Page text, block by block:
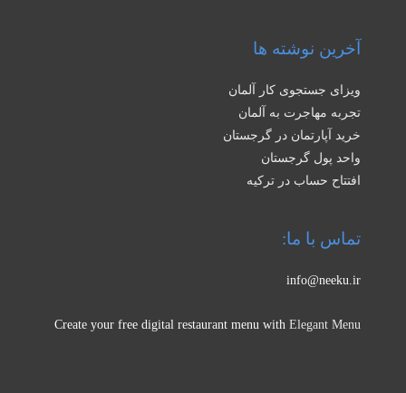
آخرین نوشته ها
ویزای جستجوی کار آلمان
تجربه مهاجرت به آلمان
خرید آپارتمان در گرجستان
واحد پول گرجستان
افتتاح حساب در ترکیه
تماس با ما:
info@neeku.ir
Create your free digital restaurant menu with Elegant Menu